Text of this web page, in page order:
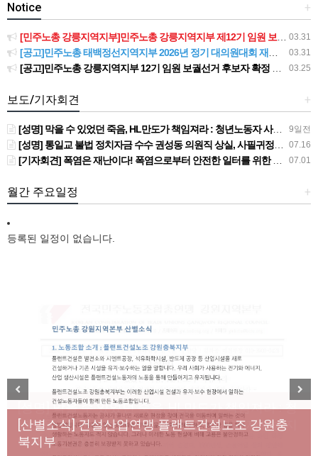
+
Notice
03.31
[민주노총 강릉지역지부]민주노총 강릉지역지부 제12기 임원 보궐선거결과 공고
03.31
[공고]민주노총 태백정선지역지부 2026년 정기 대의원대회 재소집 건
03.25
[공고]민주노총 강릉지역지부 12기 임원 보궐선거 후보자 확정 공고
+
보도/기자회견
9일전
[성명] 막을 수 있었던 죽음, HL만도가 책임져라 : 청년노동자 사망사고의 철저한 진상규명과 재발방지 대책 마련하라
07.16
[성명] 통일교 불법 정치자금 수수 권성동 의원직 상실, 사필귀정이다
07.01
[기자회견] 폭염은 재난이다! 폭염으로부터 안전한 일터를 위한 민주노총 강원지역본부 폭염감시단 선포 기자회견
+
월간 주요일정
등록된 일정이 없습니다.
[성명] 막을 수 있었던 죽음, HL만도가 책임져라 : 청
년노동자 사망사고의 철저한 진상규명과 재발방지
대책 마련하라
[산별소식] 건설산업연맹 플랜트건설노조 강원충
북지부
Previous Next